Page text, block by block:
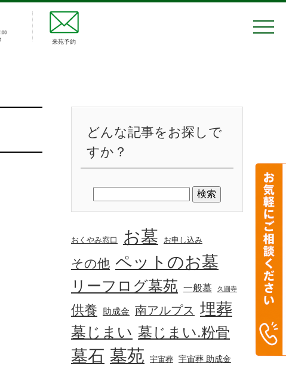
来苑予約
どんな記事をお探しで
すか？
おくやみ窓口 お墓 お申し込み
その他 ペットのお墓
リーフログ墓苑 一般墓 久圓寺
供養 助成金 南アルプス 埋葬
墓じまい 墓じまい.粉骨
墓石 墓苑 宇宙葬 宇宙葬 助成金